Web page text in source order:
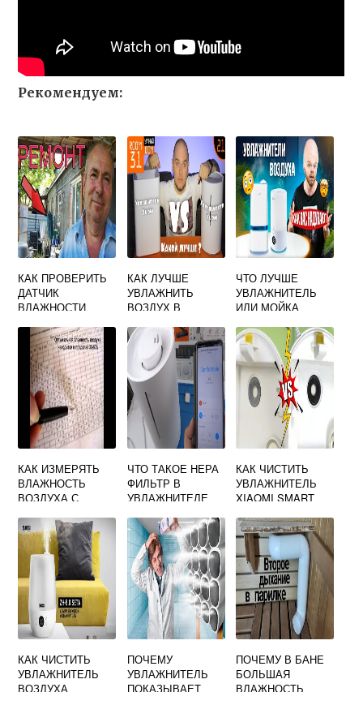
Рекомендуем:
КАК ПРОВЕРИТЬ
ДАТЧИК
ВЛАЖНОСТИ
КАК ЛУЧШЕ
УВЛАЖНИТЬ
ВОЗДУХ В
ЧТО ЛУЧШЕ
УВЛАЖНИТЕЛЬ
ИЛИ МОЙКА
КАК ИЗМЕРЯТЬ
ВЛАЖНОСТЬ
ВОЗДУХА С
АСПИРАЦИОННОГ
О ПСИХРОМЕТРА
АССМАНА
ЧТО ТАКОЕ НЕРА
ФИЛЬТР В
УВЛАЖНИТЕЛЕ
КАК ЧИСТИТЬ
УВЛАЖНИТЕЛЬ
XIAOMI SMART
HUMIDIFIER
КАК ЧИСТИТЬ
УВЛАЖНИТЕЛЬ
ВОЗДУХА
ПОЧЕМУ
УВЛАЖНИТЕЛЬ
ПОКАЗЫВАЕТ
ПОЧЕМУ В БАНЕ
БОЛЬШАЯ
ВЛАЖНОСТЬ